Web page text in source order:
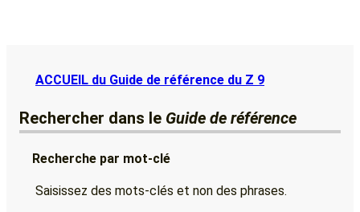
ACCUEIL du Guide de référence du Z 9
Rechercher dans le Guide de référence
Recherche par mot-clé
Saisissez des mots-clés et non des phrases.